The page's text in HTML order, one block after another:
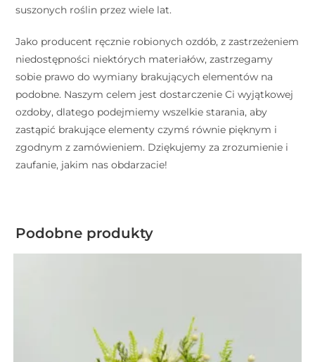
suszonych roślin przez wiele lat. ⠀
Jako producent ręcznie robionych ozdób, z zastrzeżeniem
niedostępności niektórych materiałów, zastrzegamy
sobie prawo do wymiany brakujących elementów na
podobne. Naszym celem jest dostarczenie Ci wyjątkowej
ozdoby, dlatego podejmiemy wszelkie starania, aby
zastąpić brakujące elementy czymś równie pięknym i
zgodnym z zamówieniem. Dziękujemy za zrozumienie i
zaufanie, jakim nas obdarzacie!
Podobne produkty